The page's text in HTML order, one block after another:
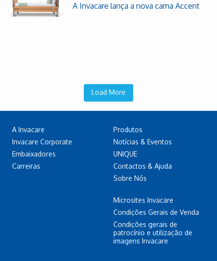
A Invacare lança a nova cama Accent
Load More
A Invacare
Invacare Corporate
Embaixadores
Carreiras
Produtos
Notícias & Eventos
UNIQUE
Contactos & Ajuda
Sobre Nós
Microsites Invacare
Condições Gerais de Venda
Condições gerais de
patrocínio e utilização de
imagens Invacare